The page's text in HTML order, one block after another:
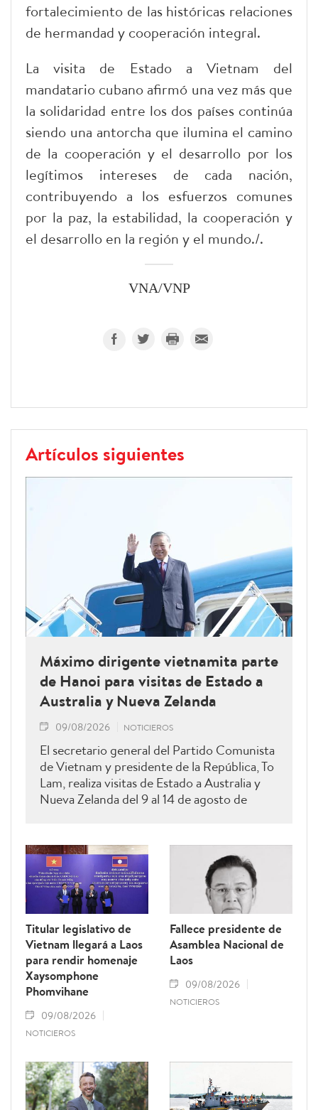
fortalecimiento de las históricas relaciones
de hermandad y cooperación integral.
La visita de Estado a Vietnam del
mandatario cubano afirmó una vez más que
la solidaridad entre los dos países continúa
siendo una antorcha que ilumina el camino
de la cooperación y el desarrollo por los
legítimos intereses de cada nación,
contribuyendo a los esfuerzos comunes
por la paz, la estabilidad, la cooperación y
el desarrollo en la región y el mundo./.
VNA/VNP
Artículos siguientes
Máximo dirigente vietnamita parte
de Hanoi para visitas de Estado a
Australia y Nueva Zelanda
09/08/2026 NOTICIEROS
El secretario general del Partido Comunista
de Vietnam y presidente de la República, To
Lam, realiza visitas de Estado a Australia y
Nueva Zelanda del 9 al 14 de agosto de
Titular legislativo de
Vietnam llegará a Laos
para rendir homenaje
Xaysomphone
Phomvihane
09/08/2026
NOTICIEROS
Fallece presidente de
Asamblea Nacional de
Laos
09/08/2026
NOTICIEROS